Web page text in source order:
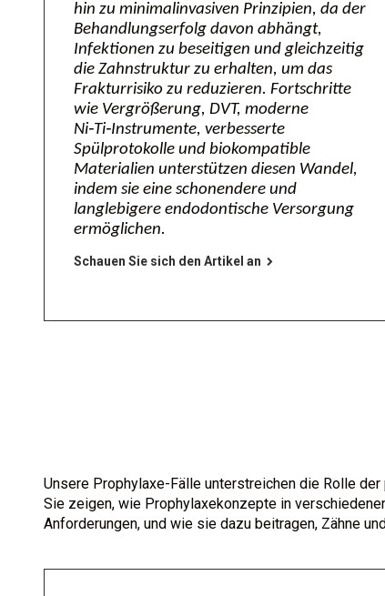
hin zu minimalinvasiven Prinzipien, da der
Behandlungserfolg davon abhängt,
Infektionen zu beseitigen und gleichzeitig
die Zahnstruktur zu erhalten, um das
Frakturrisiko zu reduzieren. Fortschritte
wie Vergrößerung, DVT, moderne
Ni‑Ti‑Instrumente, verbesserte
Spülprotokolle und biokompatible
Materialien unterstützen diesen Wandel,
indem sie eine schonendere und
langlebigere endodontische Versorgung
ermöglichen.
Schauen Sie sich den Artikel an
Unsere Prophylaxe-Fälle unterstreichen die Rolle
Sie zeigen, wie Prophylaxekonzepte in
Anforderungen, und wie sie dazu beitragen, Zähne